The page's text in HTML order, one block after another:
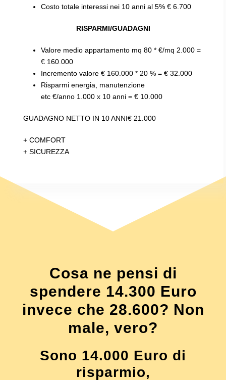
Costo totale interessi nei 10 anni al 5% € 6.700
RISPARMI/GUADAGNI
Valore medio appartamento mq 80 * €/mq 2.000 =
€ 160.000
Incremento valore € 160.000 * 20 % = € 32.000
Risparmi energia, manutenzione
etc €/anno 1.000 x 10 anni = € 10.000
GUADAGNO NETTO IN 10 ANNI€ 21.000
+ COMFORT
+ SICUREZZA
Cosa ne pensi di
spendere 14.300 Euro
invece che 28.600? Non
male, vero?
Sono 14.000 Euro di
risparmio,